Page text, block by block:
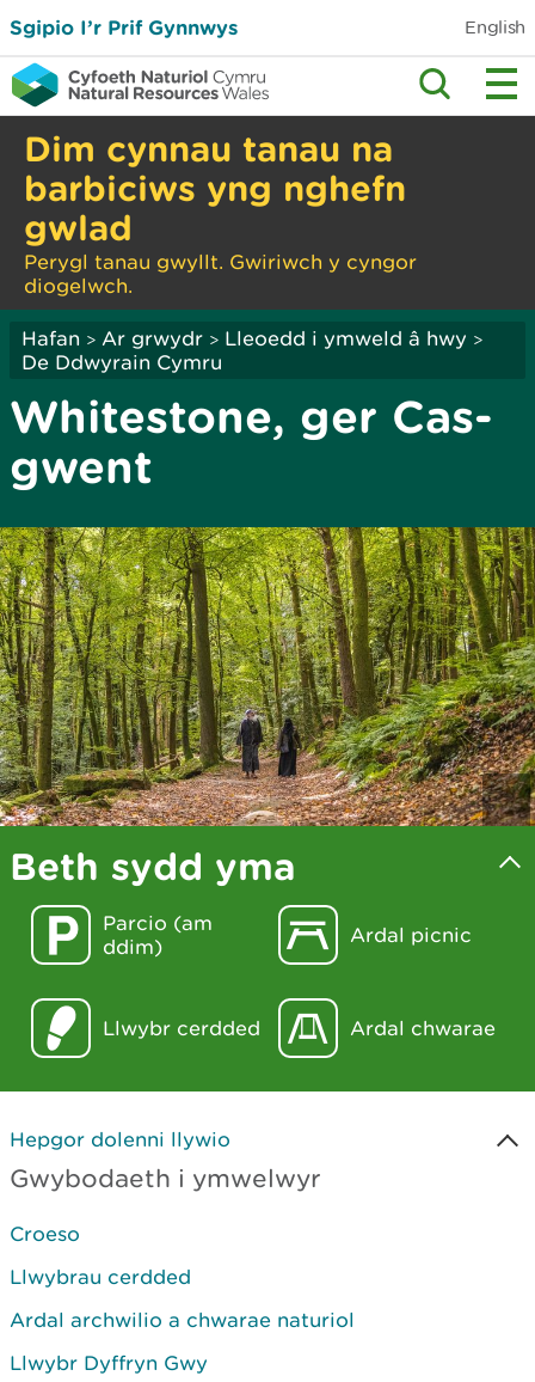
Sgipio I’r Prif Gynnwys English
Dim cynnau tanau na
barbiciws yng nghefn
gwlad
Perygl tanau gwyllt. Gwiriwch y cyngor
diogelwch.
Hafan > Ar grwydr > Lleoedd i ymweld â hwy >
De Ddwyrain Cymru
Whitestone, ger Cas-
gwent
Beth sydd yma
Parcio (am
ddim)
Ardal picnic
Llwybr cerdded Ardal chwarae
Hepgor dolenni llywio
Gwybodaeth i ymwelwyr
Croeso
Llwybrau cerdded
Ardal archwilio a chwarae naturiol
Llwybr Dyffryn Gwy